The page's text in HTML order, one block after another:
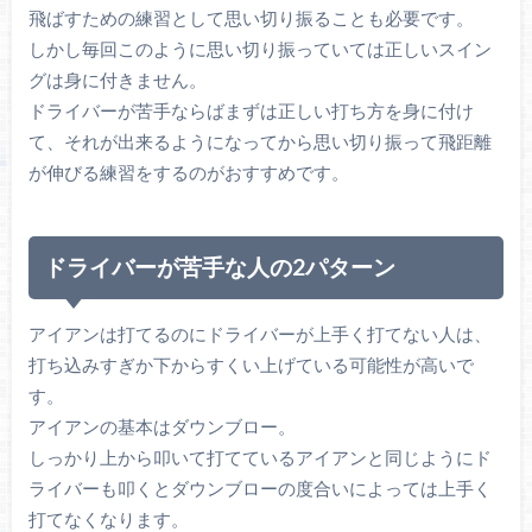
飛ばすための練習として思い切り振ることも必要です。
しかし毎回このように思い切り振っていては正しいスイン
グは身に付きません。
ドライバーが苦手ならばまずは正しい打ち方を身に付け
て、それが出来るようになってから思い切り振って飛距離
が伸びる練習をするのがおすすめです。
ドライバーが苦手な人の2パターン
アイアンは打てるのにドライバーが上手く打てない人は、
打ち込みすぎか下からすくい上げている可能性が高いで
す。
アイアンの基本はダウンブロー。
しっかり上から叩いて打てているアイアンと同じようにド
ライバーも叩くとダウンブローの度合いによっては上手く
打てなくなります。